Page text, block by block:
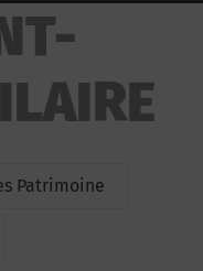
Patrimoine